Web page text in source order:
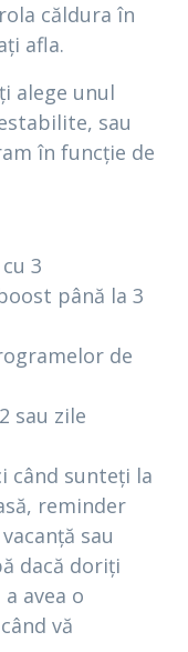
căldura în
afla.
alege unul
sau
în funcție de
3
până la 3
de
sau zile
când sunteți la
reminder
sau
dacă doriți
avea o
vă